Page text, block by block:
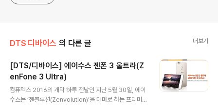
DTS 디바이스 의 다른 글 더보기
[DTS/디바이스] 에이수스 젠폰 3 울트라(Z
enFone 3 Ultra)
컴퓨텍스 2016의 개막 하루 전날인 지난 5월 30일, 에이
수스는 ‘젠볼루션(Zenvolution)’을 테마로 하는 프리미엄